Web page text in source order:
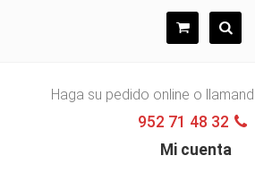
Haga su pedido online o
952 71 48 32
Mi cuenta